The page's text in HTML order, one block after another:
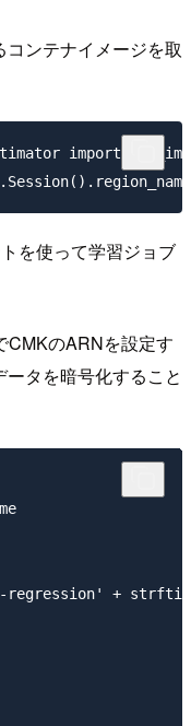
ンテナイメージを取
import
を使って学習ジョブ
CMKのARNを設定す
タを暗号化すること
+